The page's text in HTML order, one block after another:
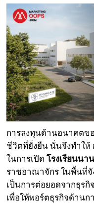
การลงทุนด้านอนาคตข
ชีวิตที่ยั่งยืน นั่นจึงทำให้
ในการเปิดโรงเรียนนา
ราชอาณาจักร ในพื้นที่จั
เป็นการต่อยอดจากธุรกิ
เพื่อให้พอร์ตธุรกิจด้าน